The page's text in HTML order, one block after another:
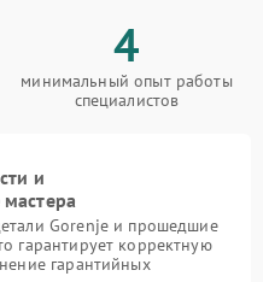
4
минимальный опыт работы
специалистов
и
Gorenje и прошедшие
гарантирует корректную
гарантийных